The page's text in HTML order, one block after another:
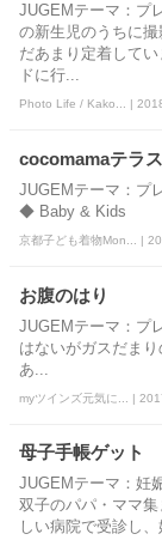
JUGEMテーマ：プ
の新生児のうちに
だあまり定着して
ドに行...
Photo Life / Kako... |
cocomamaテラ
JUGEMテーマ：プ
◆ Baby & Kids
京都子ども着物Mon... |
お腹のはり
JUGEMテーマ：
はないがガスだま
あ...
myツインズ元気に... |
母子手帳ゲット
JUGEMテーマ：妊
双子のパパ・ママ
しい病院で受診し